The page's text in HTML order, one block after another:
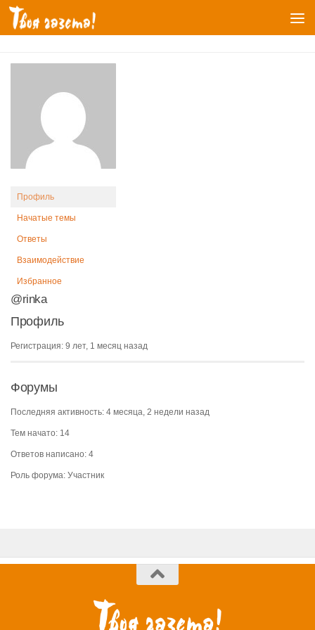
Перейти к содержимому
Профиль
Начатые темы
Ответы
Взаимодействие
Избранное
@rinka
Профиль
Регистрация: 9 лет, 1 месяц назад
Форумы
Последняя активность: 4 месяца, 2 недели назад
Тем начато: 14
Ответов написано: 4
Роль форума: Участник